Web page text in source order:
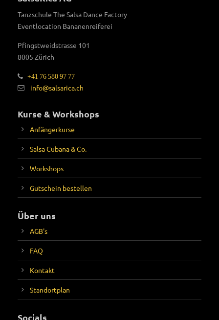
Tanzschule The Salsa Dance Factory
Eventlocation Bananenreiferei
Pfingstweidstrasse 101
8005 Zürich
+41 76 580 97 77
info@salsarica.ch
Kurse & Workshops
Anfängerkurse
Salsa Cubana & Co.
Workshops
Gutschein bestellen
Über uns
AGB's
FAQ
Kontakt
Standortplan
Socials